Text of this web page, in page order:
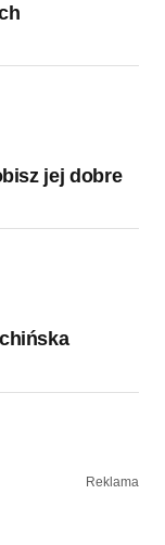
jej dobre
Reklama